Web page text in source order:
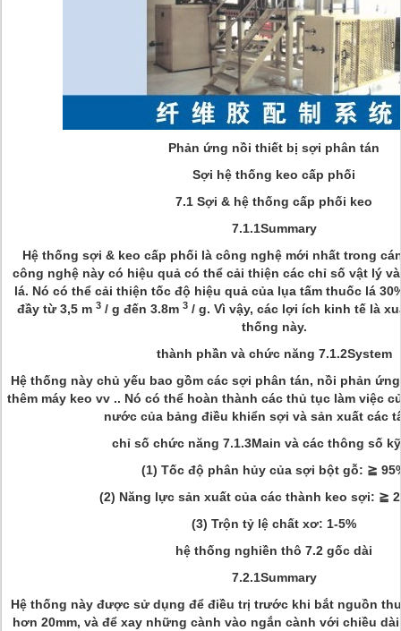
Phản ứng nồi thiết bị sợi phân tán
Sợi hệ thống keo cấp phối
7.1 Sợi & hệ thống cấp phối keo
7.1.1Summary
Hệ thống sợi & keo cấp phối là công nghệ mới nhất trong
công nghệ này có hiệu quả có thể cải thiện các chỉ số vật lý
lá. Nó có thể cải thiện tốc độ hiệu quả của lụa tấm thuốc lá
đầy từ 3,5 m 3/ g đến 3.8m 3/ g. Vì vậy, các lợi ích kinh tế là
thống này.
thành phần và chức năng 7.1.2System
Hệ thống này chủ yếu bao gồm các sợi phân tán, nồi phản
thêm máy keo vv .. Nó có thể hoàn thành các thủ tục làm việc
nước của bảng điều khiển sợi và sản xuất các
chỉ số chức năng 7.1.3Main và các thông số
(1) Tốc độ phân hủy của sợi bột gỗ: ≧
(2) Năng lực sản xuất của các thành keo sợi: ≧
(3) Trộn tỷ lệ chất xơ: 1-5%
hệ thống nghiền thô 7.2 gốc dài
7.2.1Summary
Hệ thống này được sử dụng để điều trị trước khi bắt nguồn
hơn 20mm, và để xay những cành vào ngắn cành với chiều